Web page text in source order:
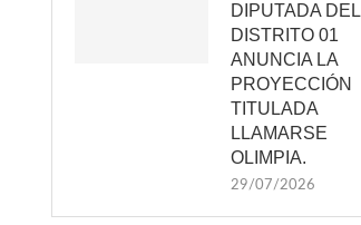
DIPUTADA DEL
DISTRITO 01
ANUNCIA LA
PROYECCIÓN
TITULADA
LLAMARSE
OLIMPIA.
29/07/2026